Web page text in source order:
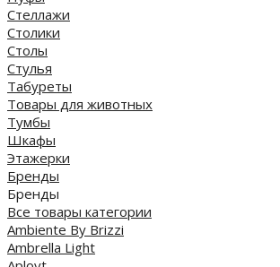
Стеллажи
Столики
Столы
Стулья
Табуреты
Товары для животных
Тумбы
Шкафы
Этажерки
Бренды
Бренды
Все товары категории
Ambiente By Brizzi
Ambrella Light